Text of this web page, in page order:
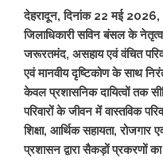
देहरादून, दिनांक 22 मई 2026,
जिलाधिकारी सविन बंसल के नेतृत्व
जरूरतमंद, असहाय एवं वंचित
एवं मानवीय दृष्टिकोण के साथ
केवल प्रशासनिक दायित्वों तक
परिवारों के जीवन में वास्तविक
शिक्षा, आर्थिक सहायता,
प्रशासन द्वारा सैकड़ों प्रकरणों